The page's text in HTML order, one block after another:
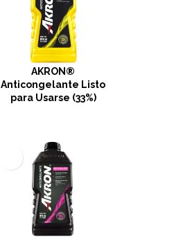
AKRON®
Anticongelante Listo
para Usarse (33%)